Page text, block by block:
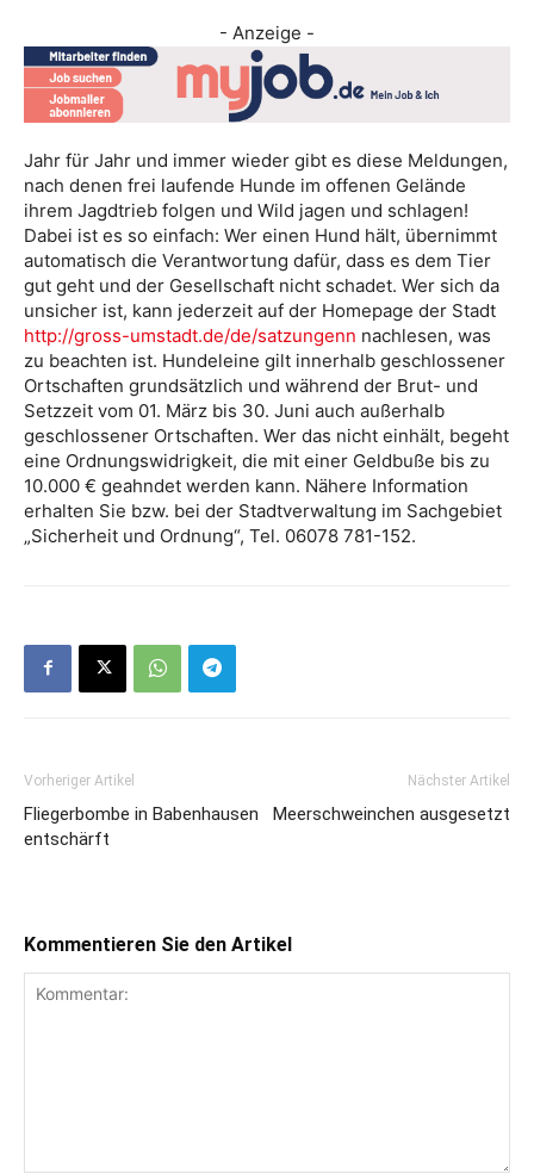
- Anzeige -
Jahr für Jahr und immer wieder gibt es diese Meldungen,
nach denen frei laufende Hunde im offenen Gelände
ihrem Jagdtrieb folgen und Wild jagen und schlagen!
Dabei ist es so einfach: Wer einen Hund hält, übernimmt
automatisch die Verantwortung dafür, dass es dem Tier
gut geht und der Gesellschaft nicht schadet. Wer sich da
unsicher ist, kann jederzeit auf der Homepage der Stadt
http://gross-umstadt.de/de/satzungenn nachlesen, was
zu beachten ist. Hundeleine gilt innerhalb geschlossener
Ortschaften grundsätzlich und während der Brut- und
Setzzeit vom 01. März bis 30. Juni auch außerhalb
geschlossener Ortschaften. Wer das nicht einhält, begeht
eine Ordnungswidrigkeit, die mit einer Geldbuße bis zu
10.000 € geahndet werden kann. Nähere Information
erhalten Sie bzw. bei der Stadtverwaltung im Sachgebiet
„Sicherheit und Ordnung“, Tel. 06078 781-152.
Vorheriger Artikel
Fliegerbombe in Babenhausen
entschärft
Nächster Artikel
Meerschweinchen ausgesetzt
Kommentieren Sie den Artikel